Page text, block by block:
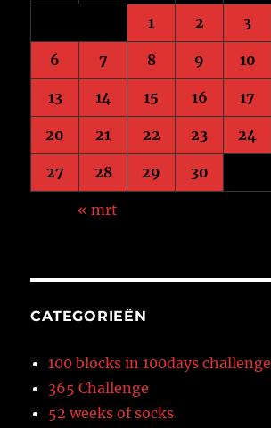
1 2 3
6 7 8 9 10
13 14 15 16 17
20 21 22 23 24
27 28 29 30
« mrt
CATEGORIEËN
100 blocks in 100days challenge
365 Challenge
52 weeks of socks